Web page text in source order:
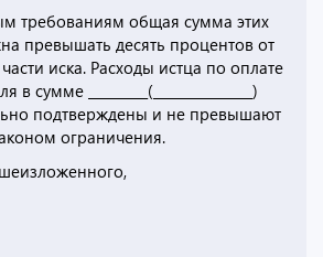
требованиям общая сумма этих
превышать десять процентов от
иска. Расходы истца по оплате
в сумме _________(_______________)
подтверждены и не превышают
ограничения.